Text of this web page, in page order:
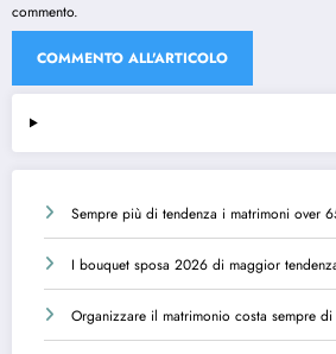
commento.
Sempre più di tendenza i matrimoni over
I bouquet sposa 2026 di maggior
Organizzare il matrimonio costa sempre